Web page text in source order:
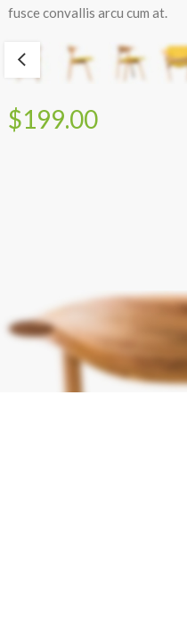
fusce convallis arcu cum at.
$199.00